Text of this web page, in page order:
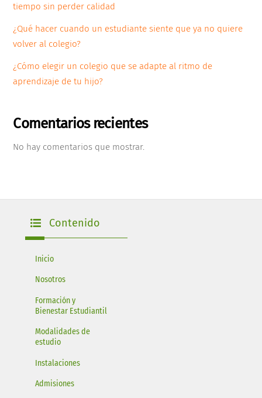
tiempo sin perder calidad
¿Qué hacer cuando un estudiante siente que ya no quiere
volver al colegio?
¿Cómo elegir un colegio que se adapte al ritmo de
aprendizaje de tu hijo?
Comentarios recientes
No hay comentarios que mostrar.
Contenido
Inicio
Nosotros
Formación y
Bienestar Estudiantil
Modalidades de
estudio
Instalaciones
Admisiones